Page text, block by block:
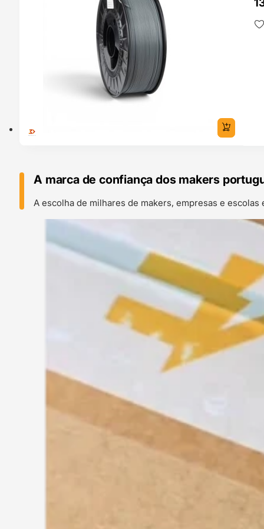
A marca de confiança dos makers
A escolha de milhares de makers, empresas e escolas